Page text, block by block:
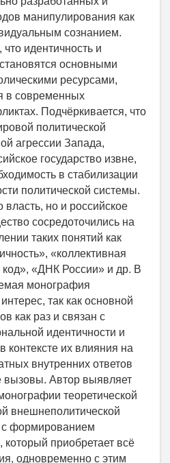
манипулирования как
сознанием.
что идентичность и
основными
ресурсами,
в современных
Подчёркивается, что
политической
агрессии Запада,
государство извне,
в стабилизации
политической системы.
власть, но и российское
сосредоточились на
таких понятий как
«коллективная
код», «ДНК России» и др. В
монография
так как основной
как раз и связан с
идентичности и
контексте их влияния на
внутренних ответов
Автор выявляет
теоретической
внешнеполитической
с формированием
приобретает всё
одновременно с этим